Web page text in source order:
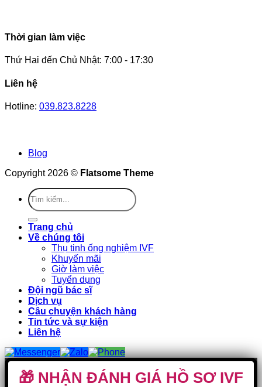
Thời gian làm việc
Thứ Hai đến Chủ Nhật: 7:00 - 17:30
Liên hệ
Hotline: 039.823.8228
Blog
Copyright 2026 © Flatsome Theme
Trang chủ
Về chúng tôi
Thụ tinh ống nghiệm IVF
Khuyến mãi
Giờ làm việc
Tuyển dụng
Đội ngũ bác sĩ
Dịch vụ
Câu chuyện khách hàng
Tin tức và sự kiện
Liên hệ
🎁 NHẬN ĐÁNH GIÁ HỒ SƠ IVF